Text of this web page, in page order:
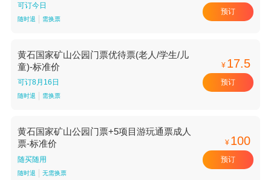
可订今日
随时退 需换票
预订
黄石国家矿山公园门票优待票(老人/学生/儿
童)-标准价
可订8月16日
随时退 需换票
¥ 17.5
预订
黄石国家矿山公园门票+5项目游玩通票成人
票-标准价
随买随用
随时退 无需换票
¥ 100
预订